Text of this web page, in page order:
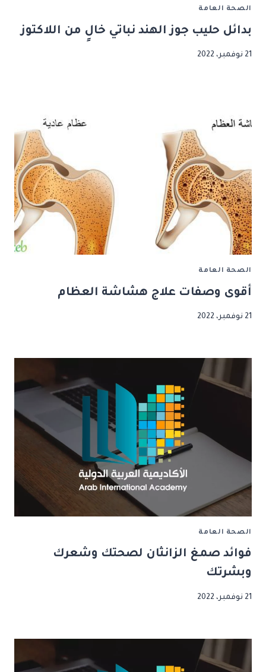
الصحة العامة
بدائل حليب جوز الهند نباتي خالٍ من اللاكتوز
21 نوفمبر، 2022
الصحة العامة
أقوى وصفات علاج هشاشة العظام
21 نوفمبر، 2022
الصحة العامة
فوائد صمغ الزانثان لصحتك وشعرك
وبشرتك
21 نوفمبر، 2022